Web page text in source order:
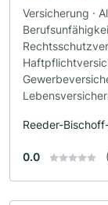
Versicherung ·
Reeder-
0.0